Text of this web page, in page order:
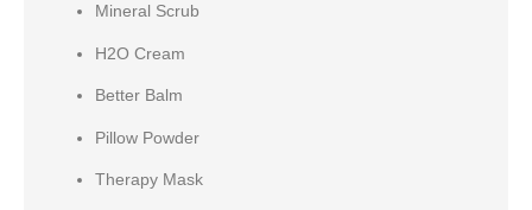
Mineral Scrub
H2O Cream
Better Balm
Pillow Powder
Therapy Mask